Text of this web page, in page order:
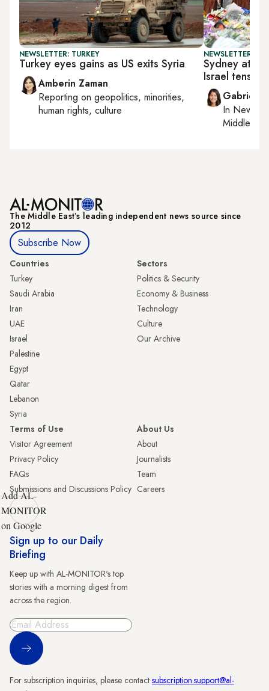
NEWSLETTER: TURKEY
Turkey eyes gains as US exits Syria
Amberin Zaman
Reporting on geopolitics, minorities,
human rights, culture
NEWSLETTER:
Sydney
Israel
Gabrielle
In New
Middle
The Middle Eastʼs leading independent news source since
2012
Subscribe Now
Countries
Turkey
Saudi Arabia
Iran
UAE
Israel
Palestine
Egypt
Qatar
Lebanon
Syria
Sectors
Politics & Security
Economy & Business
Technology
Culture
Our Archive
Terms of Use
Visitor Agreement
Privacy Policy
FAQs
Submissions and Discussions Policy
About Us
About
Journalists
Team
Careers
Add AL-
MONITOR
on Google
Sign up to our Daily
Briefing
Keep up with AL-MONITOR's top
stories with a morning digest from
across the region.
Sign Up
For subscription inquiries, please contact subscription.support@al-